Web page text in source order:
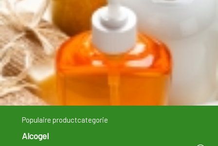
Populaire productcategorie
Alcogel